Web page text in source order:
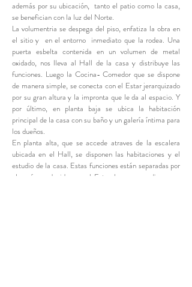
además por su ubicación, tanto el patio como la casa,
se benefician con la luz del Norte.
La volumentria se despega del piso, enfatiza la obra en
el sitio y en el entorno inmediato que la rodea. Una
puerta esbelta contenida en un volumen de metal
oxidado, nos lleva al Hall de la casa y distribuye las
funciones. Luego la Cocina- Comedor que se dispone
de manera simple, se conecta con el Estar jerarquizado
por su gran altura y la impronta que le da al espacio. Y
por último, en planta baja se ubica la habitación
principal de la casa con su baño y un galería íntima para
los dueños.
En planta alta, que se accede atraves de la escalera
ubicada en el Hall, se disponen las habitaciones y el
estudio de la casa. Estas funciones están separadas por
el vacío producido por el Estar lo que nos dio como